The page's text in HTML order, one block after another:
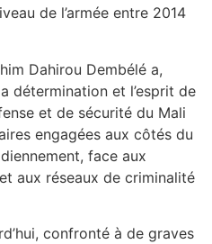
de l’armée entre 2014
Dahirou Dembélé a,
détermination et l’esprit de
et de sécurité du Mali
engagées aux côtés du
face aux
aux réseaux de criminalité
confronté à de graves